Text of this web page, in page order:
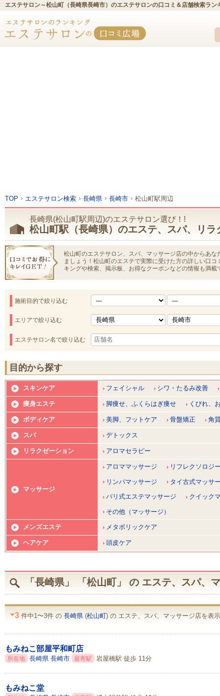
エステサロン～松山町（長崎県長崎市）のエステサロンの口コミ＆店舗検索ラン
TOP エステサロン検索 長崎県 長崎市 松山町駅周辺
長崎県(松山町駅周辺)のエステサロン選び！!
松山町駅（長崎県）のエステ、スパ、リラ
松山町のエステサロン、スパ、マッサージ店の中からあ
ましょう！松山町のエステで実際に受けた方の詳しい口
キングや検索、掲示板、お得なクーポンなどの情報も満載
施術目的で絞り込む
エリアで絞り込む
エステサロン名で絞り込む
目的から探す
スキンケア フェイシャル シワ・たるみ改善
痩身エステ 脚痩せ、ふくらはぎ痩せ くびれ、
ボディケア 美脚、フットケア 骨盤矯正 角
スパ デトックス
リラクゼーション アロマセラピー
マッサージ
アロママッサージ リフレクソロジ
リンパマッサージ タイ古式マッサ
バリ式エステマッサージ クイック
その他（マッサージ）
メンズエステ メタボリックケア
ヘアケア 頭皮ケア
「長崎県」 「松山町」 の エステ、スパ、
3 件中1〜3件 の 長崎県 (松山町) の エステ、スパ、マッサージ店を表示
もみねこ部屋平和町店
所在地 長崎県 長崎市 最寄駅 岩屋橋駅 徒歩 11分
もみねこ堂